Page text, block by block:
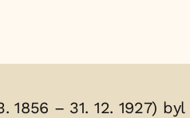
1856 – 31. 12. 1927)